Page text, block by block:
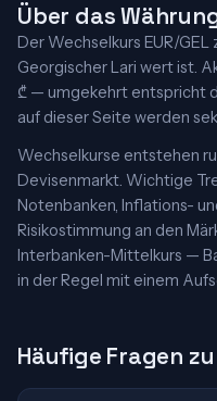
Über das
Der Wechselkurs EUR/GEL
Georgischer Lari wert ist.
₾ — umgekehrt entspricht
auf dieser Seite werden
Wechselkurse entstehen
Devisenmarkt. Wichtige
Notenbanken, Inflations-
Risikostimmung an den
Interbanken-Mittelkurs —
in der Regel mit einem
Häufige Fragen zu